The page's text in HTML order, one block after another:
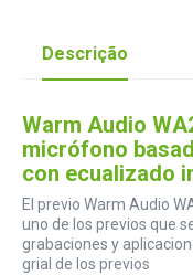
Descrição
Warm Audio
micrófono
con ecualizado
El previo Warm Audio
uno de los previos que
grabaciones y
grial de los previos